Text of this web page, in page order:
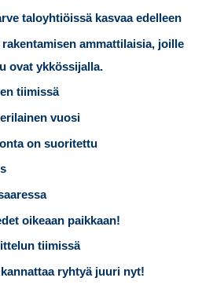
taloyhtiöissä kasvaa edelleen
ammattilaisia, joille
ovat ykkössijalla.
tiimissä
vuosi
on suoritettu
oikeaan paikkaan!
tiimissä
ryhtyä juuri nyt!